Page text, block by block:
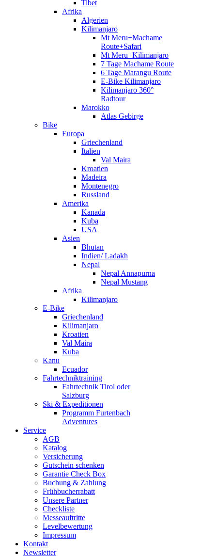
Tibet
Afrika
Algerien
Kilimanjaro
Mt Meru+Machame
Route+Safari
Mt Meru+Kilimanjaro
7 Tage Machame Route
6 Tage Marangu Route
E-Bike Kilimanjaro
Kilimanjaro 360°
Radtour
Marokko
Atlas Gebirge
Bike
Europa
Griechenland
Italien
Val Maira
Kroatien
Madeira
Montenegro
Russland
Amerika
Kanada
Kuba
USA
Asien
Bhutan
Indien/ Ladakh
Nepal
Nepal Annapurna
Nepal Mustang
Afrika
Kilimanjaro
E-Bike
Griechenland
Kilimanjaro
Kroatien
Val Maira
Kuba
Kanu
Ecuador
Fahrtechniktraining
Fahrtechnik Tirol oder
Salzburg
Ski & Expeditionen
Programm Furtenbach
Adventures
Service
AGB
Katalog
Versicherung
Gutschein schenken
Garantie Check Box
Buchung & Zahlung
Frühbucherrabatt
Unsere Partner
Checkliste
Messeauftritte
Levelbewertung
Impressum
Kontakt
Newsletter